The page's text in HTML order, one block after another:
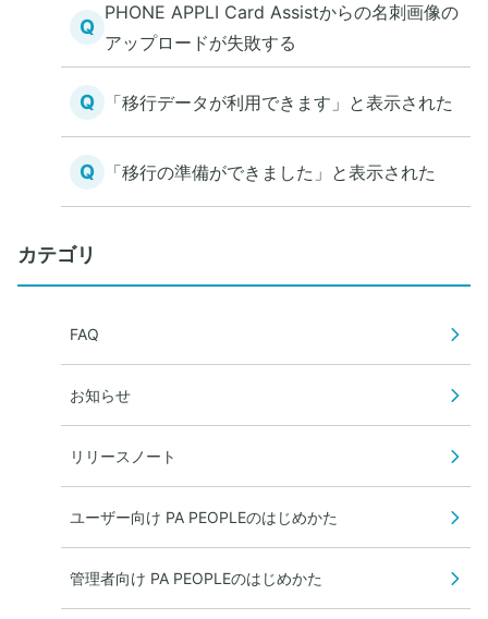
Q
PHONE APPLI Card Assistからの名刺画像の
アップロードが失敗する
Q 「移行データが利用できます」と表示された
Q 「移行の準備ができました」と表示された
カテゴリ
FAQ
お知らせ
リリースノート
ユーザー向け PA PEOPLEのはじめかた
管理者向け PA PEOPLEのはじめかた